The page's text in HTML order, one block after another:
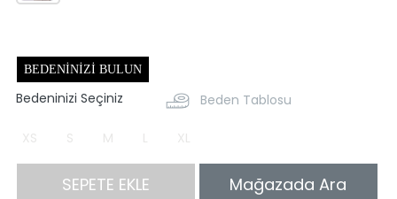
BEDENINIZI BULUN
Bedeninizi Seçiniz Beden Tablosu
XS S M L XL
SEPETE EKLE Mağazada Ara